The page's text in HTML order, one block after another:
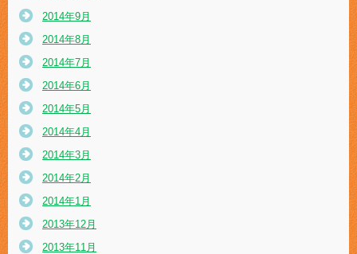
2014年9月
2014年8月
2014年7月
2014年6月
2014年5月
2014年4月
2014年3月
2014年2月
2014年1月
2013年12月
2013年11月